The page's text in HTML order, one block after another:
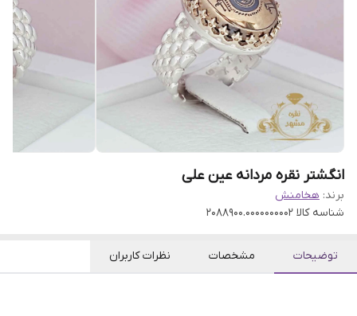
انگشتر نقره مردانه عین علی
برند: هخامنش
شناسه کالا 2088900.0000000002
توضیحات مشخصات نظرات کاربران